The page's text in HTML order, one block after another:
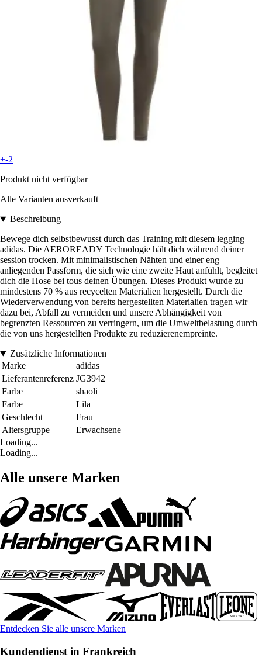
+-2
Produkt nicht verfügbar
Alle Varianten ausverkauft
Beschreibung
Bewege dich selbstbewusst durch das Training mit diesem legging
adidas. Die AEROREADY Technologie hält dich während deiner
session trocken. Mit minimalistischen Nähten und einer eng
anliegenden Passform, die sich wie eine zweite Haut anfühlt, begleitet
dich die Hose bei tous deinen Übungen. Dieses Produkt wurde zu
mindestens 70 % aus recycelten Materialien hergestellt. Durch die
Wiederverwendung von bereits hergestellten Materialien tragen wir
dazu bei, Abfall zu vermeiden und unsere Abhängigkeit von
begrenzten Ressourcen zu verringern, um die Umweltbelastung durch
die von uns hergestellten Produkte zu reduzierenempreinte.
Zusätzliche Informationen
Marke
adidas
Lieferantenreferenz JG3942
Farbe
shaoli
Farbe
Lila
Geschlecht
Frau
Altersgruppe
Erwachsene
Loading...
Loading...
Alle unsere Marken
Entdecken Sie alle unsere Marken
Kundendienst in Frankreich